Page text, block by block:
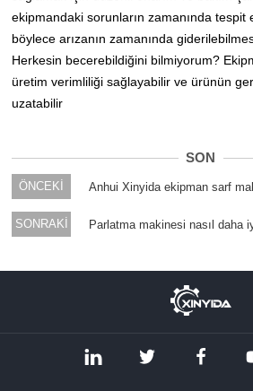
ekipmandaki sorunların zamanında tespit
böylece arızanın zamanında
Herkesin becerebildiğini bilmiyorum?
üretim verimliliği sağlayabilir ve ürünün
uzatabilir
SON
ÖNCEKİ Anhui Xinyida ekipman sarf
SONRAKİ Parlatma makinesi nasıl daha